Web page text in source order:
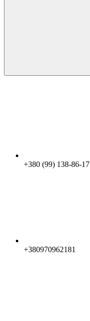
+380 (99) 138-86-17
+380970962181